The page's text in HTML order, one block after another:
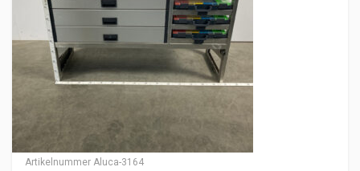
Artikelnummer Aluca-3164